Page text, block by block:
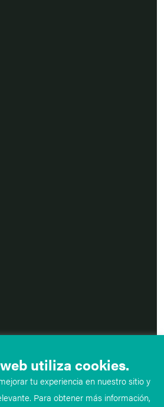
utiliza cookies.
tu experiencia en nuestro sitio y
Para obtener más información,